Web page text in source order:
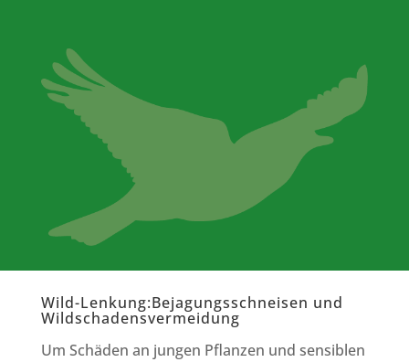
Wild-Lenkung:Bejagungsschneisen und
Wildschadensvermeidung
Um Schäden an jungen Pflanzen und sensiblen